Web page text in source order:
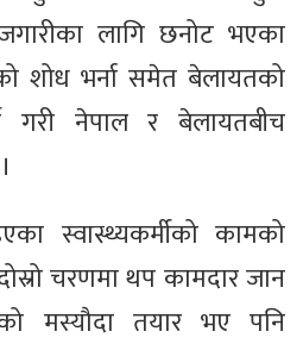
लागि छनोट भएका
शोध भर्ना समेत बेलायतको
गरी नेपाल र बेलायतबीच
स्वास्थ्यकर्मीको कामको
चरणमा थप कामदार जान
मस्यौदा तयार भए पनि